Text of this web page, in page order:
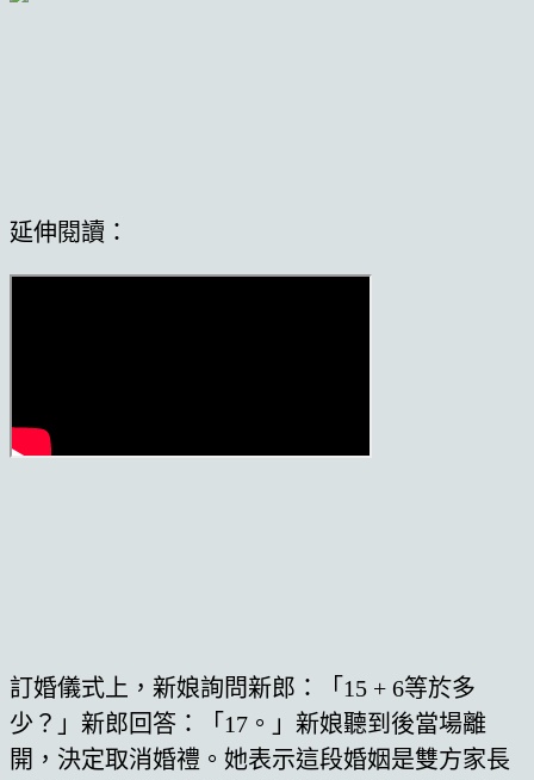
延伸閱讀：
訂婚儀式上，新娘詢問新郎：「15 + 6等於多
少？」新郎回答：「17。」新娘聽到後當場離
開，決定取消婚禮。她表示這段婚姻是雙方家長